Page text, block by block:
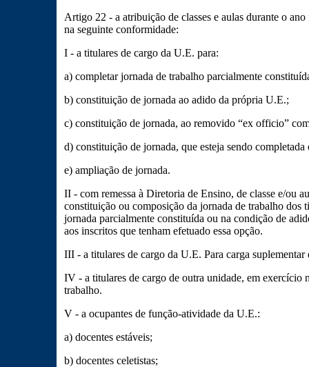
Artigo 22 - a atribuição de classes e aulas durante o
na seguinte conformidade:
I - a titulares de cargo da U.E. para:
a) completar jornada de trabalho parcialmente
b) constituição de jornada ao adido da própria U.E.;
c) constituição de jornada, ao removido “ex officio”
d) constituição de jornada, que esteja sendo
e) ampliação de jornada.
II - com remessa à Diretoria de Ensino, de classe e/ou
constituição ou composição da jornada de trabalho dos
jornada parcialmente constituída ou na condição de
aos inscritos que tenham efetuado essa opção.
III - a titulares de cargo da U.E. Para carga suplementar
IV - a titulares de cargo de outra unidade, em exercício
trabalho.
V - a ocupantes de função-atividade da U.E.:
a) docentes estáveis;
b) docentes celetistas;